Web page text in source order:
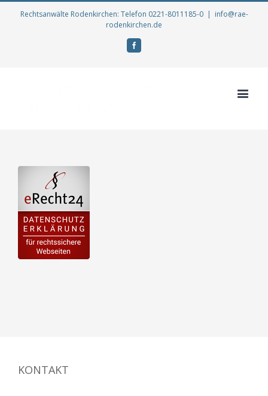
Rechtsanwälte Rodenkirchen: Telefon 0221-8011185-0 | info@rae-
rodenkirchen.de
KONTAKT